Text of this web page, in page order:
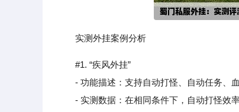
实测外挂案例分析
#1. “疾风外挂”
- 功能描述：支持自动打怪、自动任务、血
- 实测数据：在相同条件下，自动打怪效率